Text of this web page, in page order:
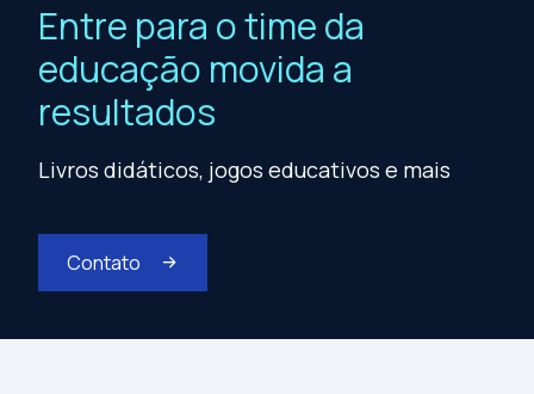
Entre para o time da
educação movida a
resultados
Livros didáticos, jogos educativos e mais
Contato